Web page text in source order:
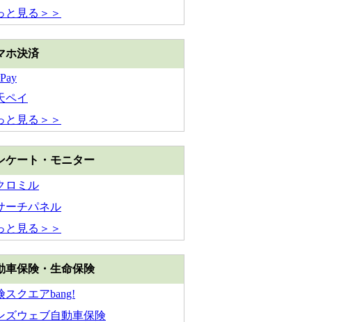
と見る＞＞
ホ決済
ペイ
と見る＞＞
ケート・モニター
ロミル
ーチパネル
と見る＞＞
車保険・生命保険
スクエアbang!
ズウェブ自動車保険